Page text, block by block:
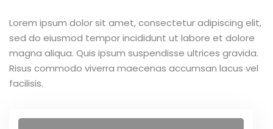
Lorem ipsum dolor sit amet, consectetur adipiscing elit,
sed do eiusmod tempor incididunt ut labore et dolore
magna aliqua. Quis ipsum suspendisse ultrices gravida.
Risus commodo viverra maecenas accumsan lacus vel
facilisis.